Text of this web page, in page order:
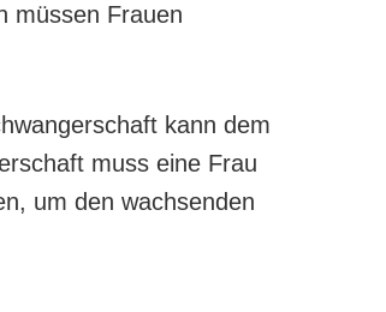
müssen Frauen
kann dem
muss eine Frau
um den wachsenden